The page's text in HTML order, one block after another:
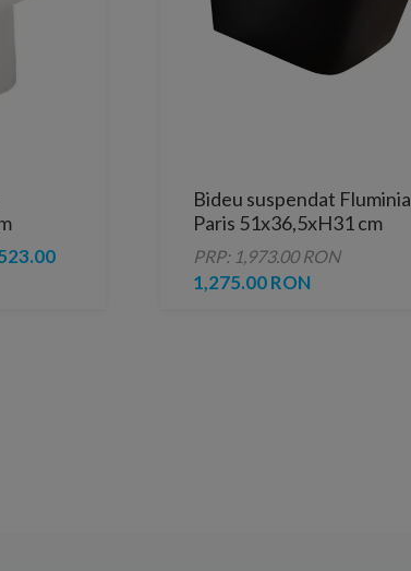
Bideu suspendat Fluminia
Paris 51x36,5xH31 cm
PRP: 1,973.00 RON
1,275.00 RON